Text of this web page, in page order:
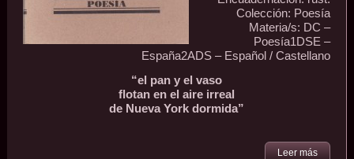
Colección: Poesía
Materia/s: DC –
Poesía1DSE –
España2ADS – Español / Castellano
“el pan y el vaso
flotan en el aire irreal
de Nueva York dormida”
Leer más